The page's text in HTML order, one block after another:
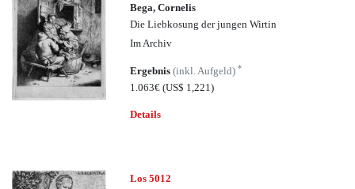
Bega, Cornelis
Die Liebkosung der jungen Wirtin
Im Archiv
Ergebnis(inkl. Aufgeld)*
1.063€(US$ 1,221)
Details
Los 5012